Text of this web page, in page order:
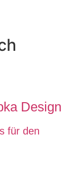
Design
für den